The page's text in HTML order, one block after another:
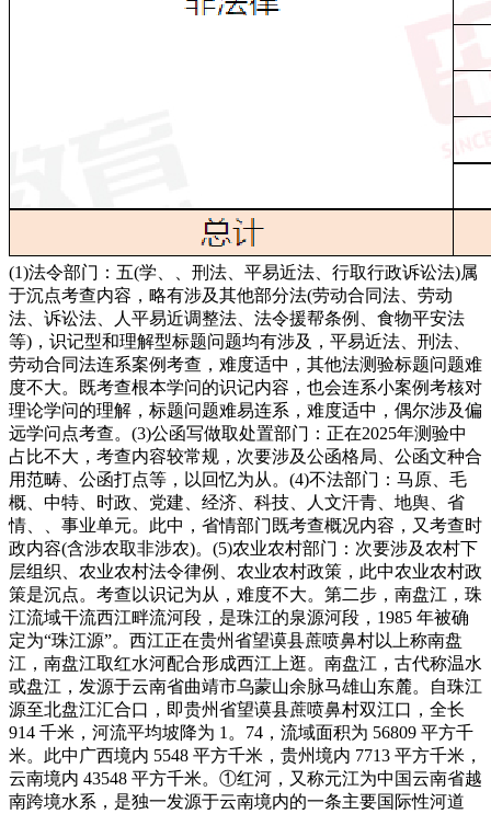
(1)法令部门：五(学、、刑法、平易近法、行取行政诉讼法)属
于沉点考查内容，略有涉及其他部分法(劳动合同法、劳动
法、诉讼法、人平易近调整法、法令援帮条例、食物平安法
等)，识记型和理解型标题问题均有涉及，平易近法、刑法、
劳动合同法连系案例考查，难度适中，其他法测验标题问题难
度不大。既考查根本学问的识记内容，也会连系小案例考核对
理论学问的理解，标题问题难易连系，难度适中，偶尔涉及偏
远学问点考查。(3)公函写做取处置部门：正在2025年测验中
占比不大，考查内容较常规，次要涉及公函格局、公函文种合
用范畴、公函打点等，以回忆为从。(4)不法部门：马原、毛
概、中特、时政、党建、经济、科技、人文汗青、地舆、省
情、、事业单元。此中，省情部门既考查概况内容，又考查时
政内容(含涉农取非涉农)。(5)农业农村部门：次要涉及农村下
层组织、农业农村法令律例、农业农村政策，此中农业农村政
策是沉点。考查以识记为从，难度不大。第二步，南盘江，珠
江流域干流西江畔流河段，是珠江的泉源河段，1985 年被确
定为“珠江源”。西江正在贵州省望谟县蔗喷鼻村以上称南盘
江，南盘江取红水河配合形成西江上逛。南盘江，古代称温水
或盘江，发源于云南省曲靖市乌蒙山余脉马雄山东麓。自珠江
源至北盘江汇合口，即贵州省望谟县蔗喷鼻村双江口，全长
914 千米，河流平均坡降为 1。74，流域面积为 56809 平方千
米。此中广西境内 5548 平方千米，贵州境内 7713 平方千米，
云南境内 43548 平方千米。①红河，又称元江为中国云南省越
南跨境水系，是独一发源于云南境内的一条主要国际性河道